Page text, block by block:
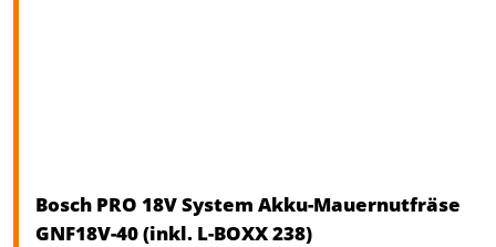
Bosch PRO 18V System Akku-Mauernutfräse
GNF18V-40 (inkl. L-BOXX 238)